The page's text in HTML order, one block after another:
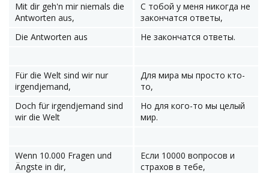
Mit dir geh'n mir niemals die
Antworten aus,
С тобой у меня никогда не
закончатся ответы,
Die Antworten aus
Не закончатся ответы.
Für die Welt sind wir nur
irgendjemand,
Для мира мы просто кто-
то,
Doch für irgendjemand sind
wir die Welt
Но для кого-то мы целый
мир.
Wenn 10.000 Fragen und
Ängste in dir,
Если 10000 вопросов и
страхов в тебе,